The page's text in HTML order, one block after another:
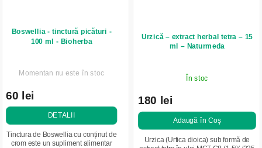
Boswellia - tinctură picături -
100 ml - Bioherba
Momentan nu este în stoc
60 lei
DETALII
Tinctura de Boswellia cu conținut de
crom este un supliment alimentar
Urzică – extract herbal tetra – 15
ml – Naturmeda
În stoc
180 lei
Adaugă în Coş
Urzica (Urtica dioica) sub formă de